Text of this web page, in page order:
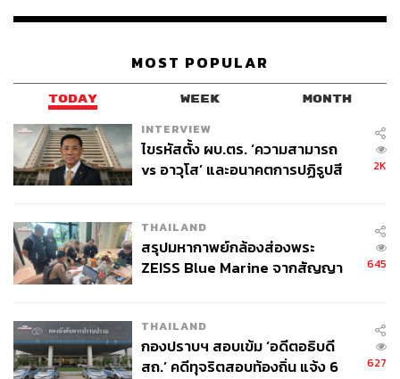
ABOUT THE AUTHOR
THE STANDARD WEALTH
สำนักข่าวเศรษฐกิจ ธุรกิจ และการลงทุน โดย
ทีมข่าว THE STANDARD
MOST POPULAR
TODAY WEEK MONTH
INTERVIEW
ไขรหัสตั้ง ผบ.ตร. ‘ความสามารถ
vs อาวุโส’ และอนาคตการปฏิรูปสี
2K
THAILAND
สรุปมหากาพย์กล้องส่องพระ
ZEISS Blue Marine จากสัญญา
จ่ายหนี้-แอบระบุแบรนด์
645
THAILAND
กองปราบฯ สอบเข้ม ‘อดีตอธิบดี
สถ.’ คดีทุจริตสอบท้องถิ่น แจ้ง 6
627